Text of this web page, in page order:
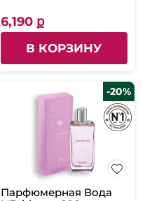
6,190 ք
В КОРЗИНУ
-20%
Парфюмерная Вода